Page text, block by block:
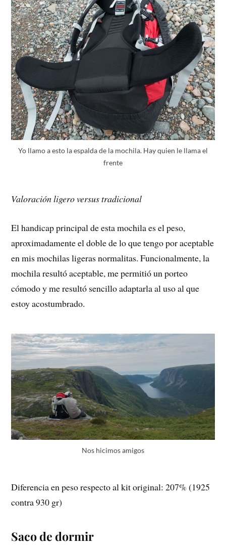
Yo llamo a esto la espalda de la mochila. Hay quien le llama el
frente
Valoración ligero versus tradicional
El handicap principal de esta mochila es el peso,
aproximadamente el doble de lo que tengo por aceptable
en mis mochilas ligeras normalitas. Funcionalmente, la
mochila resultó aceptable, me permitió un porteo
cómodo y me resultó sencillo adaptarla al uso al que
estoy acostumbrado.
Nos hicimos amigos
Diferencia en peso respecto al kit original: 207% (1925
contra 930 gr)
Saco de dormir